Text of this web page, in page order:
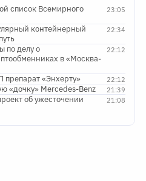
23:05
список Всемирного
22:34
контейнерный
22:12
по делу о
в «Москва-
22:12
«Энхерту»
21:39
«дочку» Mercedes-Benz
21:08
об ужесточении